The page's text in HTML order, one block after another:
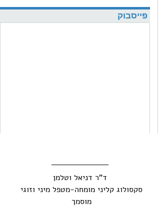
סקסולוג קליני מומחה-מטפל מיני וזוגי
מוסמך